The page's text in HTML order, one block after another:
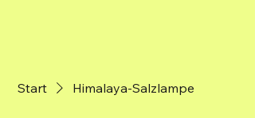
Start Himalaya-Salzlampe